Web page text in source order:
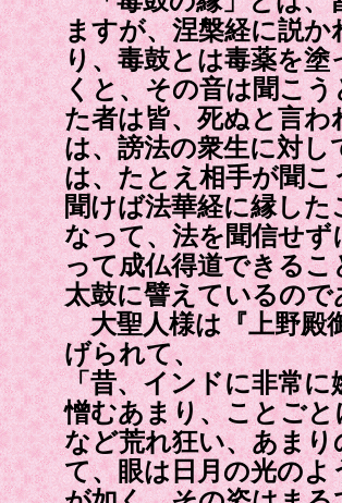
ますが、涅槃経に説
り、毒鼓とは毒薬を
くと、その音は聞こ
た者は皆、死ぬと言
は、謗法の衆生に対
は、たとえ相手が聞
聞けば法華経に縁し
なって、法を聞信せ
って成仏得道できる
太鼓に譬えているので
大聖人様は『上野殿
げられて、
「昔、インドに非常に
憎むあまり、ことご
など荒れ狂い、あま
て、眼は日月の光の